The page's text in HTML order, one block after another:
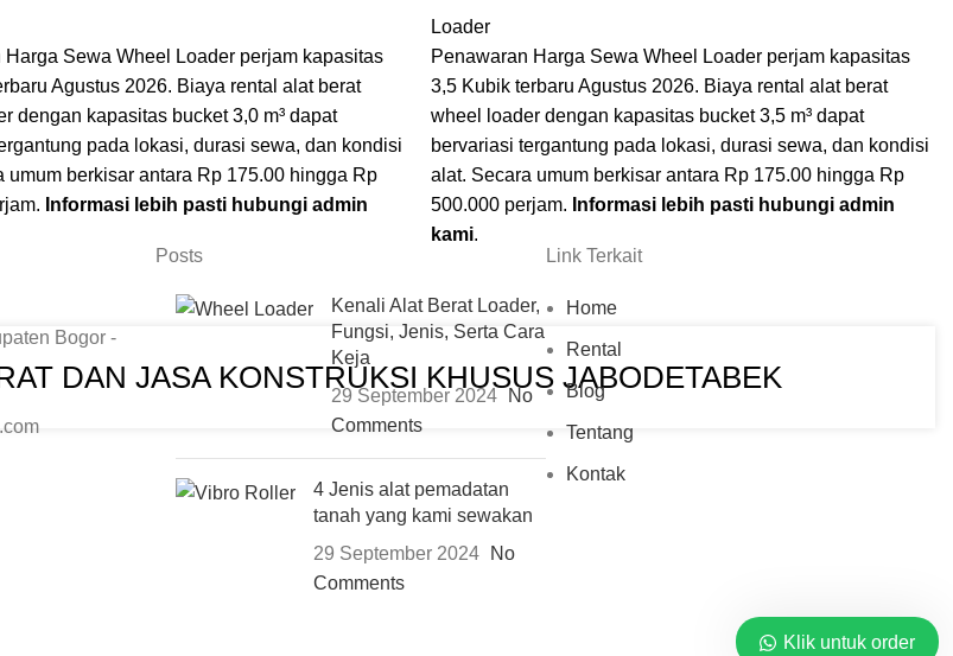
Harga Sewa Wheel Loader perjam kapasitas
Agustus 2026. Biaya rental alat berat
dengan kapasitas bucket 3,0 m³ dapat
pada lokasi, durasi sewa, dan kondisi
umum berkisar antara Rp 175.00 hingga Rp
Informasi lebih pasti hubungi admin
Loader
Penawaran Harga Sewa Wheel Loader perjam kapasitas
3,5 Kubik terbaru Agustus 2026. Biaya rental alat berat
wheel loader dengan kapasitas bucket 3,5 m³ dapat
bervariasi tergantung pada lokasi, durasi sewa, dan kondisi
alat. Secara umum berkisar antara Rp 175.00 hingga Rp
500.000 perjam. Informasi lebih pasti hubungi admin
kami.
DAN JASA KONSTRUKSI KHUSUS JABODETABEK
Bogor -
Posts
Kenali Alat Berat Loader,
Fungsi, Jenis, Serta Cara
Keja
29 September 2024
No
Comments
4 Jenis alat pemadatan
tanah yang kami sewakan
29 September 2024
No
Comments
Link Terkait
Home
Rental
Blog
Tentang
Kontak
Klik untuk order